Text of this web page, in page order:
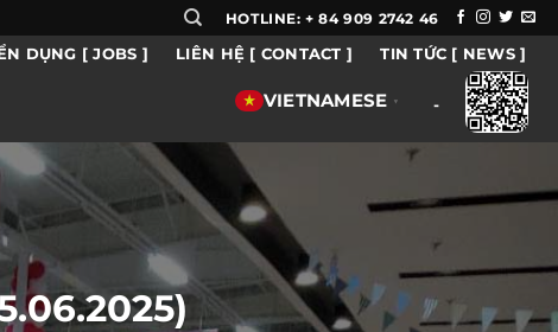
HOTLINE: + 84 909 2742 46
DỤNG [ JOBS ] LIÊN HỆ [ CONTACT ] TIN TỨC [ NEWS ]
VIETNAMESE ▼ -